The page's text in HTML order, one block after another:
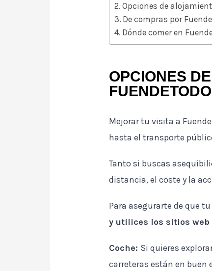
Opciones de
De compras por
Dónde comer en
OPCIONES
Mejorar tu visita a
hasta el transporte
Tanto si buscas
distancia, el coste y la
Para asegurarte de que
y utilices los sitios
Coche: Si quieres
carreteras están en buen